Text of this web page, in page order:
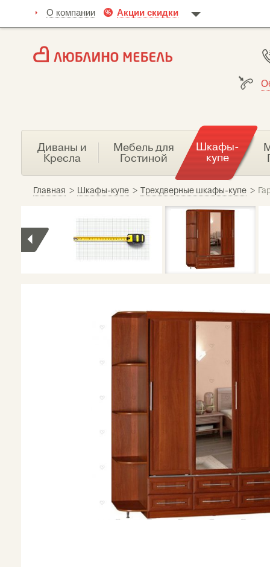
О компании Акции скидки
Диваны и
Кресла
Мебель для
Гостиной
Шкафы-
купе
Главная > Шкафы-купе > Трехдверные шкафы-купе >